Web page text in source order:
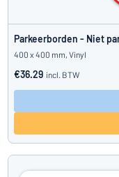
Parkeerborden - Niet
400 x 400 mm, Vinyl
€36.29 incl. BTW